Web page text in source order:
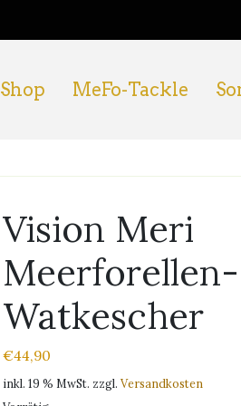
Shop MeFo-Tackle
Vision Meri
Meerforellen-
Watkescher
€44,90
inkl. 19 % MwSt. zzgl. Versandkosten